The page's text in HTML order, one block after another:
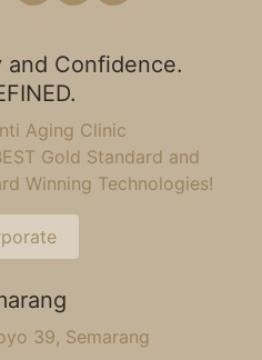
Confidence.
Aging Clinic
Gold Standard and
Winning Technologies!
39, Semarang